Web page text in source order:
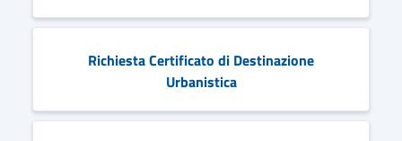
Richiesta Certificato di Destinazione
Urbanistica